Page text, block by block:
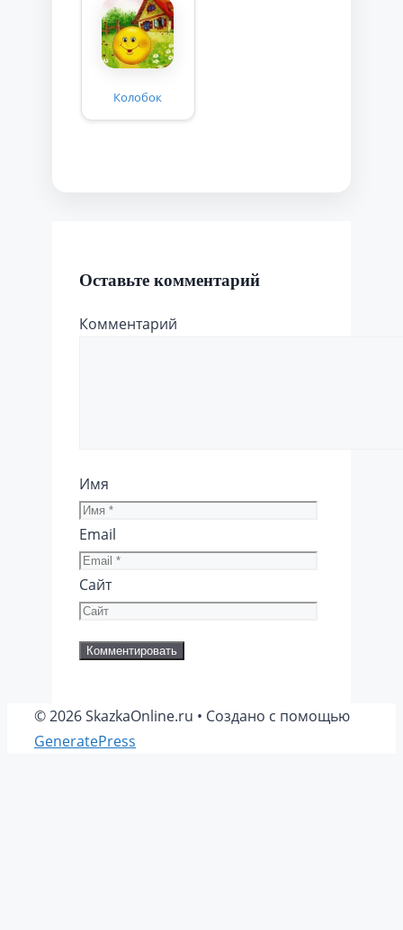
Колобок
Оставьте комментарий
Комментарий
Имя
Email
Сайт
© 2026 SkazkaOnline.ru • Создано с помощью
GeneratePress